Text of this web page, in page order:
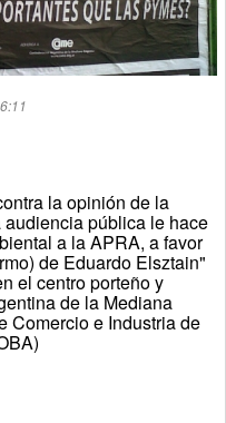
la opinión de la
pública le hace
a la APRA, a favor
de Eduardo Elsztain"
el centro porteño y
de la Mediana
Comercio e Industria de